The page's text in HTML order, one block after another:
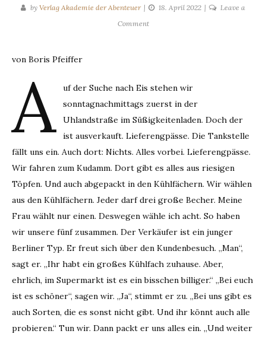
by Verlag Akademie der Abenteuer 18. April 2022
Leave a
Commenton
von Boris Pfeiffer
A
uf der Suche nach Eis stehen wir
sonntagnachmittags zuerst in der
Uhlandstraße im Süßigkeitenladen. Doch der
ist ausverkauft. Lieferengpässe. Die Tankstelle
fällt uns ein. Auch dort: Nichts. Alles vorbei. Lieferengpässe.
Wir fahren zum Kudamm. Dort gibt es alles aus riesigen
Töpfen. Und auch abgepackt in den Kühlfächern. Wir wählen
aus den Kühlfächern. Jeder darf drei große Becher. Meine
Frau wählt nur einen. Deswegen wähle ich acht. So haben
wir unsere fünf zusammen. Der Verkäufer ist ein junger
Berliner Typ. Er freut sich über den Kundenbesuch. „Man“,
sagt er. „Ihr habt ein großes Kühlfach zuhause. Aber,
ehrlich, im Supermarkt ist es ein bisschen billiger.“ „Bei euch
ist es schöner“, sagen wir. „Ja“, stimmt er zu. „Bei uns gibt es
auch Sorten, die es sonst nicht gibt. Und ihr könnt auch alle
probieren.“ Tun wir. Dann packt er uns alles ein. „Und weiter